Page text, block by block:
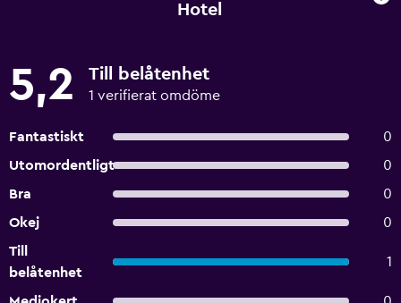
Hotel
5,2 Till belåtenhet
1 verifierat omdöme
Fantastiskt
0
Utomordentligt
0
Bra
0
Okej
0
Till
belåtenhet
1